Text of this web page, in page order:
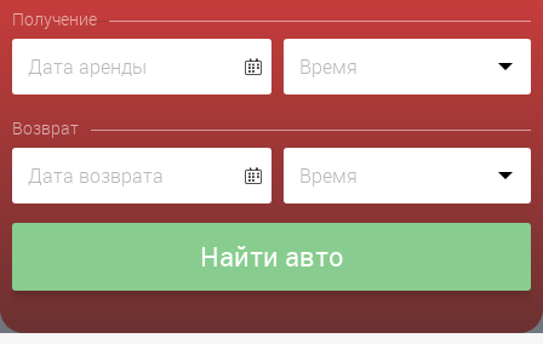
Получение
Возврат